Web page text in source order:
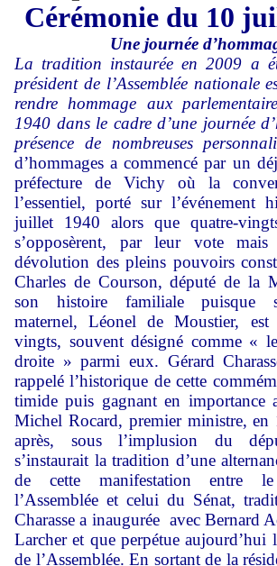
Cérémonie du 10
Une journée
La tradition instaurée en 2009 a
président de l’Assemblée nationale
rendre hommage aux
1940 dans le cadre d’une journée
présence de nombreuses
d’hommages a commencé par un
préfecture de Vichy où la
l’essentiel, porté sur l’événement
juillet 1940 alors que quatre-
s’opposèrent, par leur vote
dévolution des pleins pouvoirs
Charles de Courson, député de la
son histoire familiale puisque
maternel, Léonel de Moustier,
vingts, souvent désigné comme «
droite » parmi eux. Gérard
rappelé l’historique de cette
timide puis gagnant en importance
Michel Rocard, premier ministre,
après, sous l’implusion du
s’instaurait la tradition d’une
de cette manifestation entre
l’Assemblée et celui du Sénat,
Charasse a inaugurée avec Bernard
Larcher et que perpétue aujourd’hui
de l’Assemblée. En sortant de la